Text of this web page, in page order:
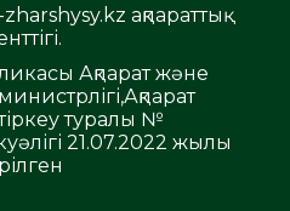
ақпараттық
Ақпарат және
туралы №
21.07.2022 жылы